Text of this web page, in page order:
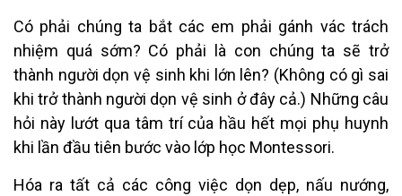
Có phải chúng ta bắt các em phải gánh vác trách
nhiệm quá sớm? Có phải là con chúng ta sẽ trở
thành người dọn vệ sinh khi lớn lên? (Không có gì sai
khi trở thành người dọn vệ sinh ở đây cả.) Những câu
hỏi này lướt qua tâm trí của hầu hết mọi phụ huynh
khi lần đầu tiên bước vào lớp học Montessori.
Hóa ra tất cả các công việc dọn dẹp, nấu nướng,